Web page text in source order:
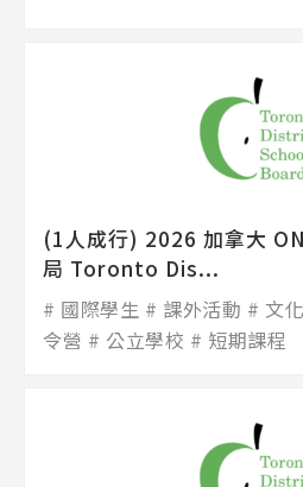
(1人成行) 2026 加拿大
局 Toronto Dis...
國際學生 課外活動 文
令營
公立學校 短期課程